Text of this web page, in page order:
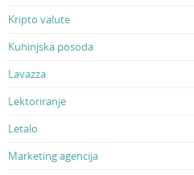
Kripto valute
Kuhinjska posoda
Lavazza
Lektoriranje
Letalo
Marketing agencija